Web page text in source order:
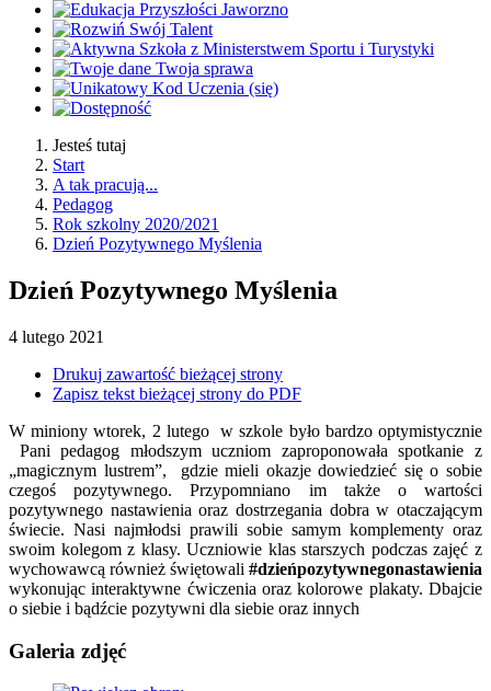
Jesteś tutaj
Start
A tak pracują...
Pedagog
Rok szkolny 2020/2021
Dzień Pozytywnego Myślenia
Dzień Pozytywnego Myślenia
4 lutego 2021
Drukuj zawartość bieżącej strony
Zapisz tekst bieżącej strony do PDF
W miniony wtorek, 2 lutego w szkole było bardzo optymistycznie
Pani pedagog młodszym uczniom zaproponowała spotkanie z
„magicznym lustrem”, gdzie mieli okazje dowiedzieć się o sobie
czegoś pozytywnego. Przypomniano im także o wartości
pozytywnego nastawienia oraz dostrzegania dobra w otaczającym
świecie. Nasi najmłodsi prawili sobie samym komplementy oraz
swoim kolegom z klasy. Uczniowie klas starszych podczas zajęć z
wychowawcą również świętowali #dzieńpozytywnegonastawienia
wykonując interaktywne ćwiczenia oraz kolorowe plakaty. Dbajcie
o siebie i bądźcie pozytywni dla siebie oraz innych
Galeria zdjęć